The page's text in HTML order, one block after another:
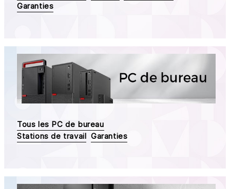
Garanties
Tous les PC de bureau
Stations de travail Garanties